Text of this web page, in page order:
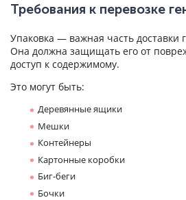
Требования к перевозке
Упаковка — важная часть доставки
Она должна защищать его от
доступ к содержимому.
Это могут быть:
Деревянные ящики
Мешки
Контейнеры
Картонные коробки
Биг-беги
Бочки